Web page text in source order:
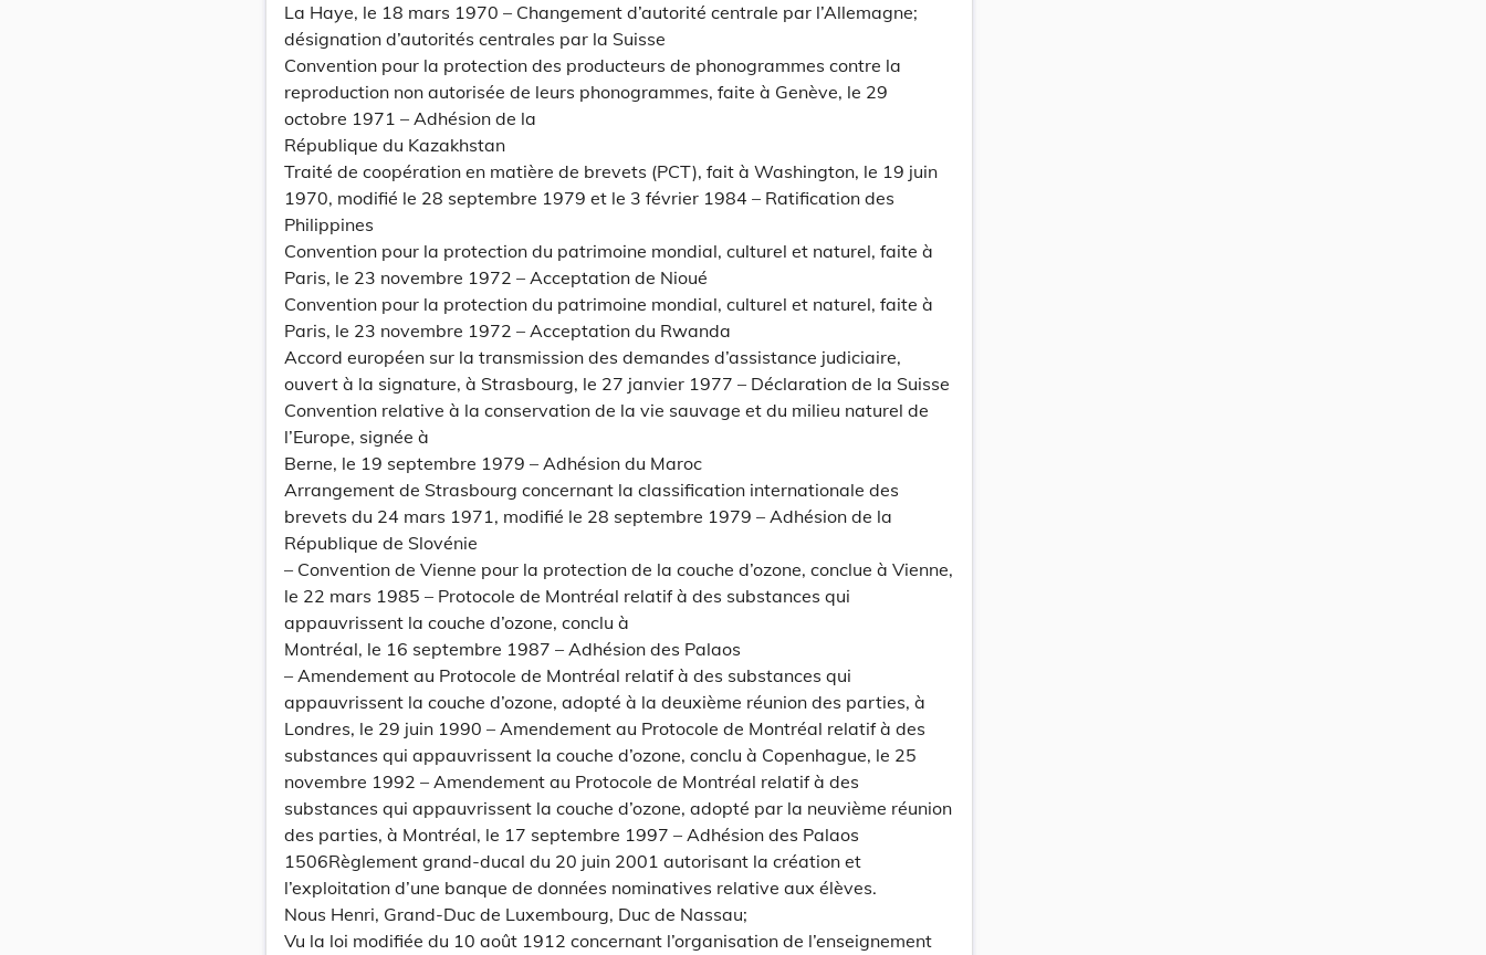
La Haye, le 18 mars 1970 – Changement d’autorité centrale par l’Allemagne;
désignation d’autorités centrales par la Suisse
Convention pour la protection des producteurs de phonogrammes contre la
reproduction non autorisée de leurs phonogrammes, faite à Genève, le 29
octobre 1971 – Adhésion de la
République du Kazakhstan
Traité de coopération en matière de brevets (PCT), fait à Washington, le 19 juin
1970, modifié le 28 septembre 1979 et le 3 février 1984 – Ratification des
Philippines
Convention pour la protection du patrimoine mondial, culturel et naturel, faite à
Paris, le 23 novembre 1972 – Acceptation de Nioué
Convention pour la protection du patrimoine mondial, culturel et naturel, faite à
Paris, le 23 novembre 1972 – Acceptation du Rwanda
Accord européen sur la transmission des demandes d’assistance judiciaire,
ouvert à la signature, à Strasbourg, le 27 janvier 1977 – Déclaration de la Suisse
Convention relative à la conservation de la vie sauvage et du milieu naturel de
l’Europe, signée à
Berne, le 19 septembre 1979 – Adhésion du Maroc
Arrangement de Strasbourg concernant la classification internationale des
brevets du 24 mars 1971, modifié le 28 septembre 1979 – Adhésion de la
République de Slovénie
– Convention de Vienne pour la protection de la couche d’ozone, conclue à Vienne,
le 22 mars 1985 – Protocole de Montréal relatif à des substances qui
appauvrissent la couche d’ozone, conclu à
Montréal, le 16 septembre 1987 – Adhésion des Palaos
– Amendement au Protocole de Montréal relatif à des substances qui
appauvrissent la couche d’ozone, adopté à la deuxième réunion des parties, à
Londres, le 29 juin 1990 – Amendement au Protocole de Montréal relatif à des
substances qui appauvrissent la couche d’ozone, conclu à Copenhague, le 25
novembre 1992 – Amendement au Protocole de Montréal relatif à des
substances qui appauvrissent la couche d’ozone, adopté par la neuvième réunion
des parties, à Montréal, le 17 septembre 1997 – Adhésion des Palaos
1506Règlement grand-ducal du 20 juin 2001 autorisant la création et
l’exploitation d’une banque de données nominatives relative aux élèves.
Nous Henri, Grand-Duc de Luxembourg, Duc de Nassau;
Vu la loi modifiée du 10 août 1912 concernant l’organisation de l’enseignement